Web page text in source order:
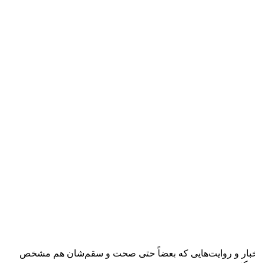
- اخبار و روایت‌هایی که بعضاً حتی صحت و سقم‌شان هم مشخص